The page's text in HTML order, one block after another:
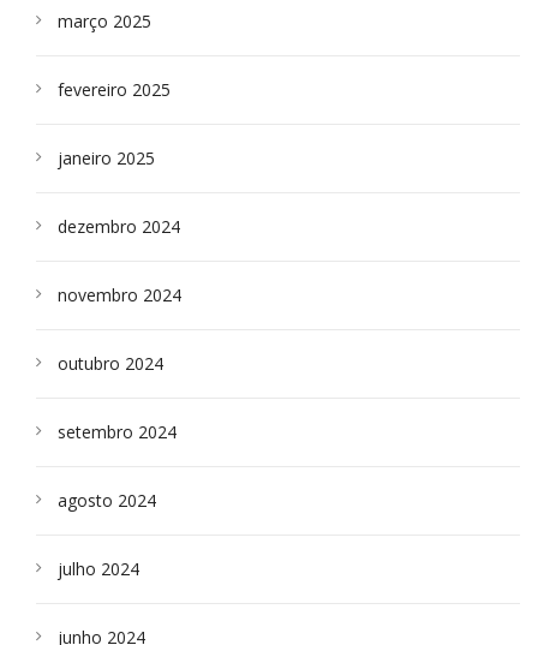
março 2025
fevereiro 2025
janeiro 2025
dezembro 2024
novembro 2024
outubro 2024
setembro 2024
agosto 2024
julho 2024
junho 2024